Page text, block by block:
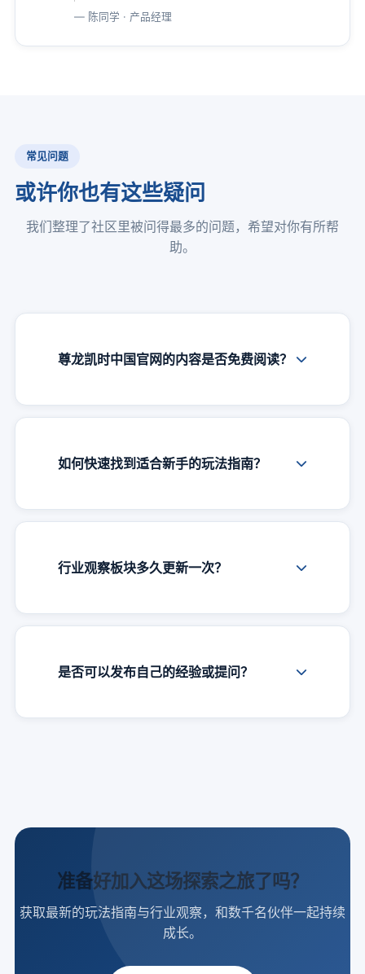
陈同学 · 产品经理
常见问题
或许你也有这些疑问
我们整理了社区里被问得最多的问题，希望对你有所帮
助。
尊龙凯时中国官网的内容是否免费阅读？
如何快速找到适合新手的玩法指南？
行业观察板块多久更新一次？
是否可以发布自己的经验或提问？
准备好加入这场探索之旅了吗？
获取最新的玩法指南与行业观察，和数千名伙伴一起持续
成长。